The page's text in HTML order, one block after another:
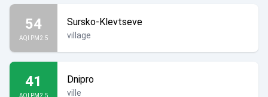
54
AQI PM2.5
Sursko-Klevtseve
village
41
AQI PM2.5
Dnipro
ville